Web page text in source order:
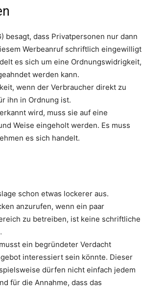
besagt, dass Privatpersonen nur dann
Werbeanruf schriftlich eingewilligt
es sich um eine Ordnungswidrigkeit,
werden kann.
wenn der Verbraucher direkt zu
ihn in Ordnung ist.
wird, muss sie auf eine
Weise eingeholt werden. Es muss
es sich handelt.
schon etwas lockerer aus.
anzurufen, wenn ein paar
zu betreiben, ist keine schriftliche
ein begründeter Verdacht
interessiert sein könnte. Dieser
dürfen nicht einfach jedem
für die Annahme, dass das